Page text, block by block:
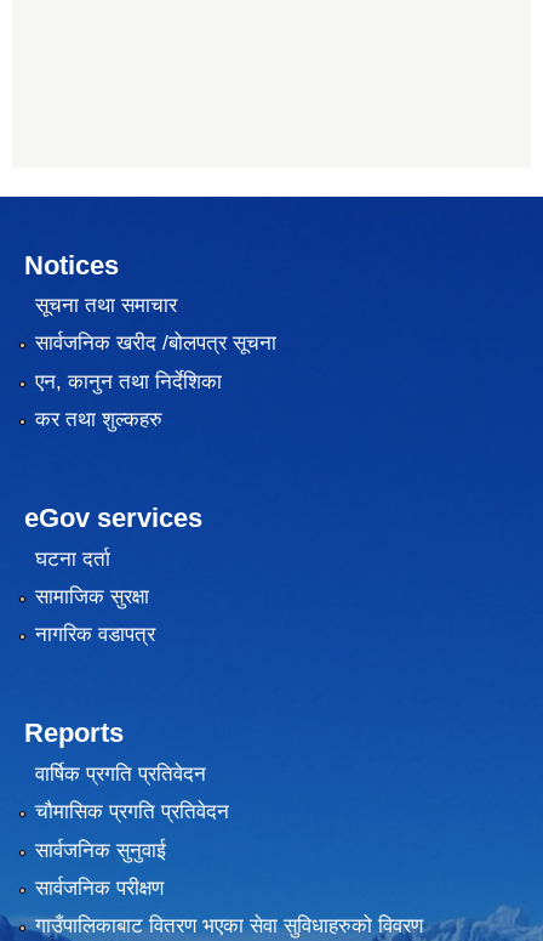
Notices
सूचना तथा समाचार
सार्वजनिक खरीद /बोलपत्र सूचना
एन, कानुन तथा निर्देशिका
कर तथा शुल्कहरु
eGov services
घटना दर्ता
सामाजिक सुरक्षा
नागरिक वडापत्र
Reports
वार्षिक प्रगति प्रतिवेदन
चौमासिक प्रगति प्रतिवेदन
सार्वजनिक सुनुवाई
सार्वजनिक परीक्षण
गाउँपालिकाबाट वितरण भएका सेवा सुविधाहरुको विवरण